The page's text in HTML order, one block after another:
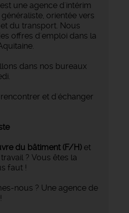
est une agence d'intérim
orientée vers
du transport. Nous
offres d'emploi dans la
dans nos bureaux
et d'échanger
du bâtiment (F/H) et
? Vous êtes la
faut !
nous ? Une agence de